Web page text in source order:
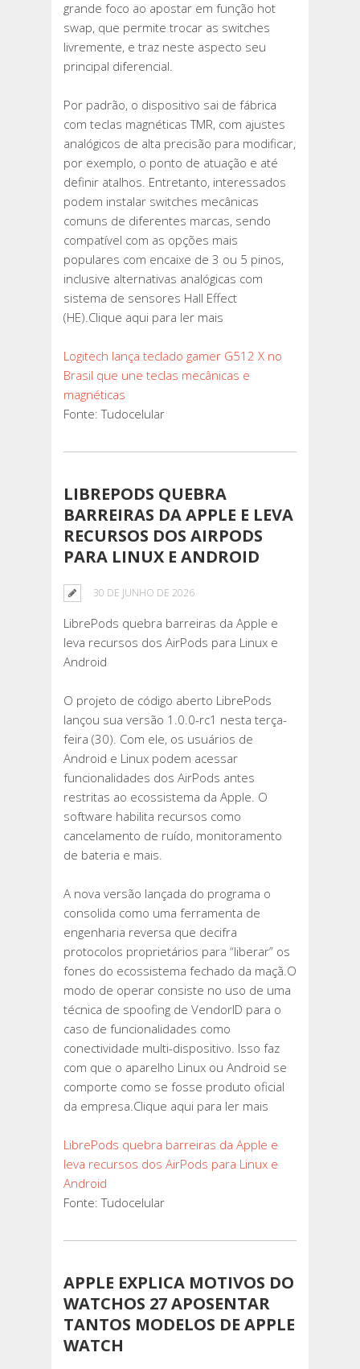
grande foco ao apostar em função hot
swap, que permite trocar as switches
livremente, e traz neste aspecto seu
principal diferencial.
Por padrão, o dispositivo sai de fábrica
com teclas magnéticas TMR, com ajustes
analógicos de alta precisão para modificar,
por exemplo, o ponto de atuação e até
definir atalhos. Entretanto, interessados
podem instalar switches mecânicas
comuns de diferentes marcas, sendo
compatível com as opções mais
populares com encaixe de 3 ou 5 pinos,
inclusive alternativas analógicas com
sistema de sensores Hall Effect
(HE).Clique aqui para ler mais
Logitech lança teclado gamer G512 X no
Brasil que une teclas mecânicas e
magnéticas
Fonte: Tudocelular
LIBREPODS QUEBRA
BARREIRAS DA APPLE E LEVA
RECURSOS DOS AIRPODS
PARA LINUX E ANDROID
30 DE JUNHO DE 2026
LibrePods quebra barreiras da Apple e
leva recursos dos AirPods para Linux e
Android
O projeto de código aberto LibrePods
lançou sua versão 1.0.0-rc1 nesta terça-
feira (30). Com ele, os usuários de
Android e Linux podem acessar
funcionalidades dos AirPods antes
restritas ao ecossistema da Apple. O
software habilita recursos como
cancelamento de ruído, monitoramento
de bateria e mais.
A nova versão lançada do programa o
consolida como uma ferramenta de
engenharia reversa que decifra
protocolos proprietários para “liberar” os
fones do ecossistema fechado da maçã.O
modo de operar consiste no uso de uma
técnica de spoofing de VendorID para o
caso de funcionalidades como
conectividade multi-dispositivo. Isso faz
com que o aparelho Linux ou Android se
comporte como se fosse produto oficial
da empresa.Clique aqui para ler mais
LibrePods quebra barreiras da Apple e
leva recursos dos AirPods para Linux e
Android
Fonte: Tudocelular
APPLE EXPLICA MOTIVOS DO
WATCHOS 27 APOSENTAR
TANTOS MODELOS DE APPLE
WATCH